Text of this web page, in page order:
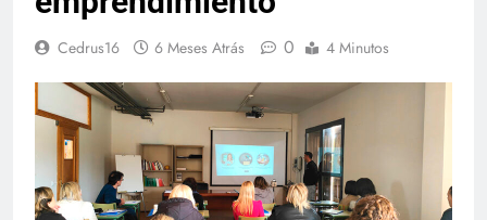
Cedrus16 6 Meses Atrás 0 4 Minutos